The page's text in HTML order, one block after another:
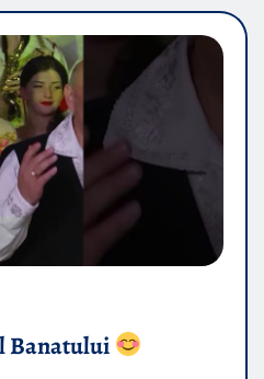
Banatului